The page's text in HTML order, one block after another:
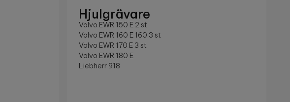
Hjulgrävare
Volvo EWR 150 E 2 st
Volvo EWR 160 E 160 3 st
Volvo EWR 170 E 3 st
Volvo EWR 180 E
Liebherr 918